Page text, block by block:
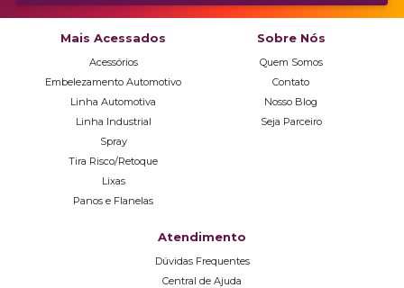
Mais Acessados
Acessórios
Embelezamento Automotivo
Linha Automotiva
Linha Industrial
Spray
Tira Risco/Retoque
Lixas
Panos e Flanelas
Sobre Nós
Quem Somos
Contato
Nosso Blog
Seja Parceiro
Atendimento
Dúvidas Frequentes
Central de Ajuda